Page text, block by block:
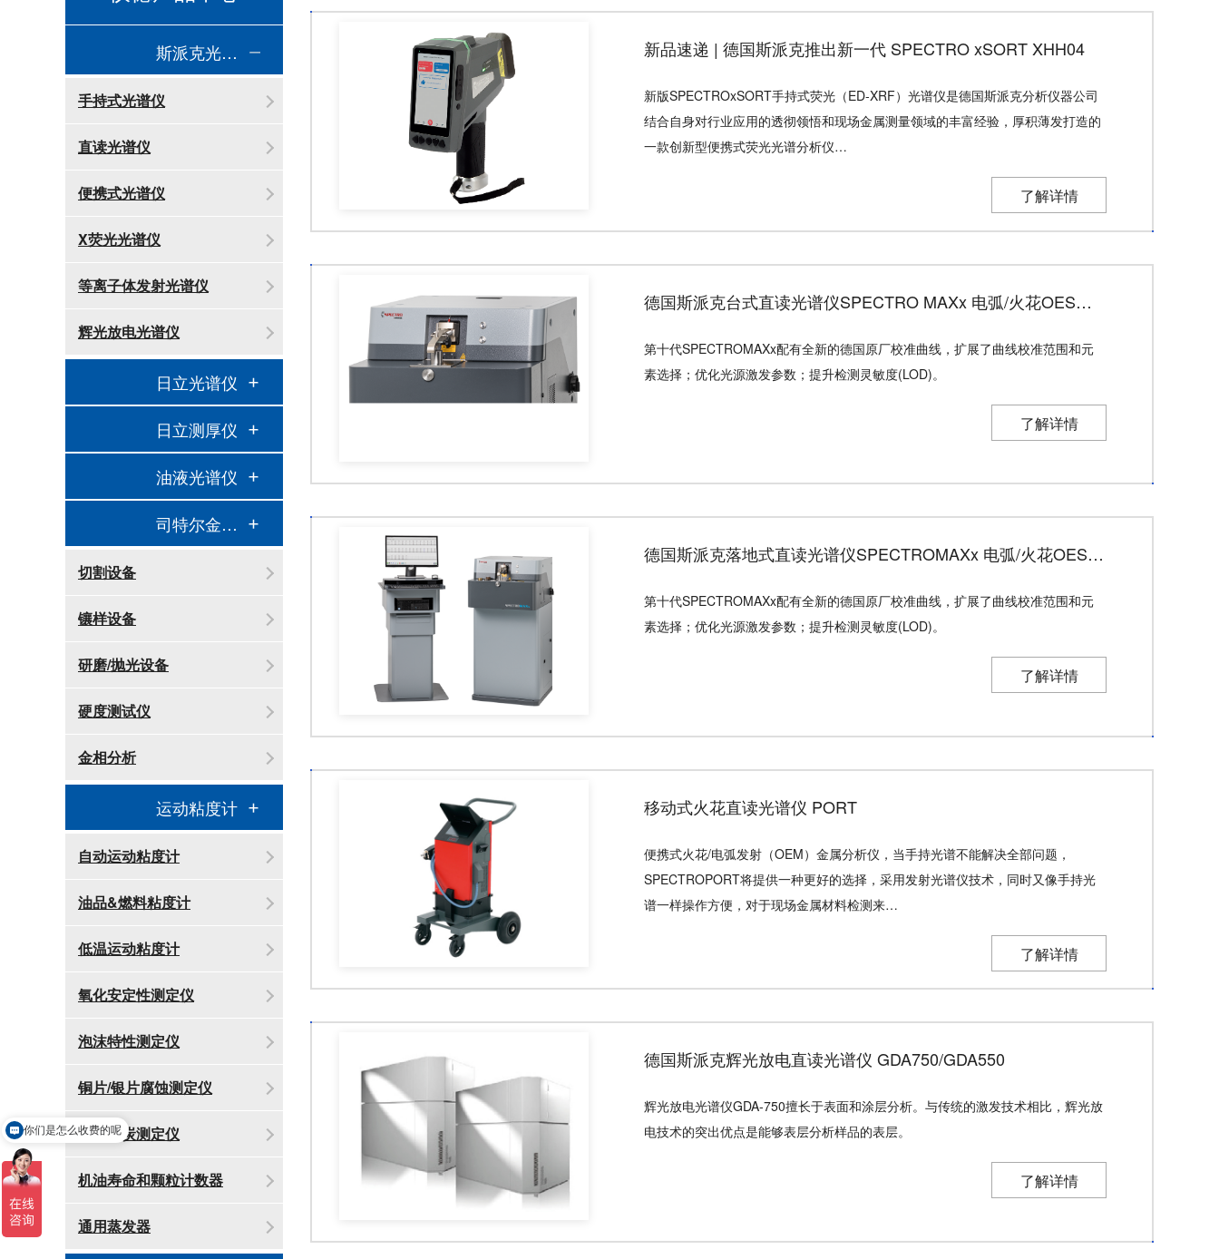
新品速递 | 德国斯派克推出新一代 SPECTRO xSORT XHH04
新版SPECTROxSORT手持式荧光（ED-XRF）光谱仪是德国斯派克分析仪器公司
结合自身对行业应用的透彻领悟和现场金属测量领域的丰富经验，厚积薄发打造的
一款创新型便携式荧光光谱分析仪…
了解详情
德国斯派克台式直读光谱仪SPECTRO MAXx 电弧/火花OES金属分析仪
第十代SPECTROMAXx配有全新的德国原厂校准曲线，扩展了曲线校准范围和元
素选择；优化光源激发参数；提升检测灵敏度(LOD)。
了解详情
德国斯派克落地式直读光谱仪SPECTROMAXx 电弧/火花OES金属分析仪
第十代SPECTROMAXx配有全新的德国原厂校准曲线，扩展了曲线校准范围和元
素选择；优化光源激发参数；提升检测灵敏度(LOD)。
了解详情
移动式火花直读光谱仪 PORT
便携式火花/电弧发射（OEM）金属分析仪，当手持光谱不能解决全部问题，
SPECTROPORT将提供一种更好的选择，采用发射光谱仪技术，同时又像手持光
谱一样操作方便，对于现场金属材料检测来…
了解详情
德国斯派克辉光放电直读光谱仪 GDA750/GDA550
辉光放电光谱仪GDA-750擅长于表面和涂层分析。与传统的激发技术相比，辉光放
电技术的突出优点是能够表层分析样品的表层。
了解详情
斯派克光谱仪
手持式光谱仪
直读光谱仪
便携式光谱仪
X荧光光谱仪
等离子体发射光谱仪
辉光放电光谱仪
日立光谱仪
日立测厚仪
油液光谱仪
司特尔金相处理
切割设备
镶样设备
研磨/抛光设备
硬度测试仪
金相分析
运动粘度计
自动运动粘度计
油品&燃料粘度计
低温运动粘度计
氧化安定性测定仪
泡沫特性测定仪
铜片/银片腐蚀测定仪
微量残炭测定仪
机油寿命和颗粒计数器
通用蒸发器
你们是怎么收费的呢
现在有优惠活动吗